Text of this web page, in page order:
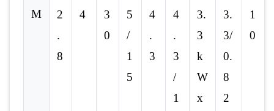
M
2
.
8
4
3
0
5
/
1
5
4
.
3
4
.
3
/
1
3.
3
k
W
x
3.
3/
0.
8
2
1
0